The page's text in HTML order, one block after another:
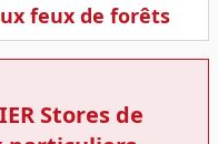
feux de forêts
Stores de